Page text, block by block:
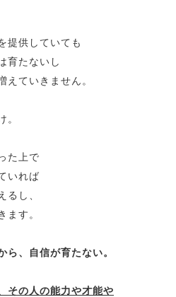
提供していても
育たないし
えていきません。
。
た上で
いれば
るし、
ます。
ら、自信が育たない。
その人の能力や才能や